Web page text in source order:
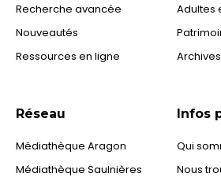
Recherche avancée
Nouveautés
Ressources en ligne
Adultes
Archives
Réseau
Médiathèque Aragon
Médiathèque Saulnières
Infos
Qui
Nous